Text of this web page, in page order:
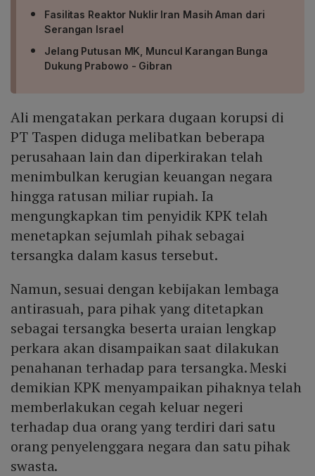
Fasilitas Reaktor Nuklir Iran Masih Aman dari
Serangan Israel
Jelang Putusan MK, Muncul Karangan Bunga
Dukung Prabowo - Gibran
Ali mengatakan perkara dugaan korupsi di
PT Taspen diduga melibatkan beberapa
perusahaan lain dan diperkirakan telah
menimbulkan kerugian keuangan negara
hingga ratusan miliar rupiah. Ia
mengungkapkan tim penyidik KPK telah
menetapkan sejumlah pihak sebagai
tersangka dalam kasus tersebut.
Namun, sesuai dengan kebijakan lembaga
antirasuah, para pihak yang ditetapkan
sebagai tersangka beserta uraian lengkap
perkara akan disampaikan saat dilakukan
penahanan terhadap para tersangka. Meski
demikian KPK menyampaikan pihaknya telah
memberlakukan cegah keluar negeri
terhadap dua orang yang terdiri dari satu
orang penyelenggara negara dan satu pihak
swasta.